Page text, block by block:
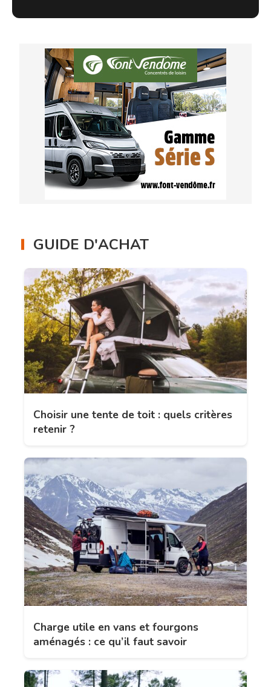
GUIDE D'ACHAT
Choisir une tente de toit : quels critères
retenir ?
Charge utile en vans et fourgons
aménagés : ce qu’il faut savoir